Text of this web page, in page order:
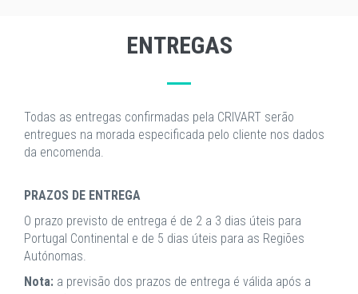
ENTREGAS
Todas as entregas confirmadas pela CRIVART serão
entregues na morada especificada pelo cliente nos dados
da encomenda.
PRAZOS DE ENTREGA
O prazo previsto de entrega é de 2 a 3 dias úteis para
Portugal Continental e de 5 dias úteis para as Regiões
Autónomas.
Nota: a previsão dos prazos de entrega é válida após a